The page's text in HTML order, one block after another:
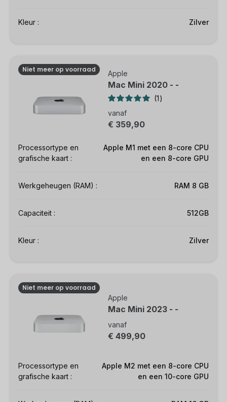
Kleur : Zilver
Niet meer op voorraad Apple
Mac Mini 2020 - -
1
vanaf
€ 359,90
Processortype en
grafische kaart :
Apple M1 met een 8-core CPU
en een 8-core GPU
Werkgeheugen (RAM) : RAM 8 GB
Capaciteit : 512GB
Kleur : Zilver
Niet meer op voorraad
Apple
Mac Mini 2023 - -
vanaf
€ 499,90
Processortype en
grafische kaart :
Apple M2 met een 8-core CPU
en een 10-core GPU